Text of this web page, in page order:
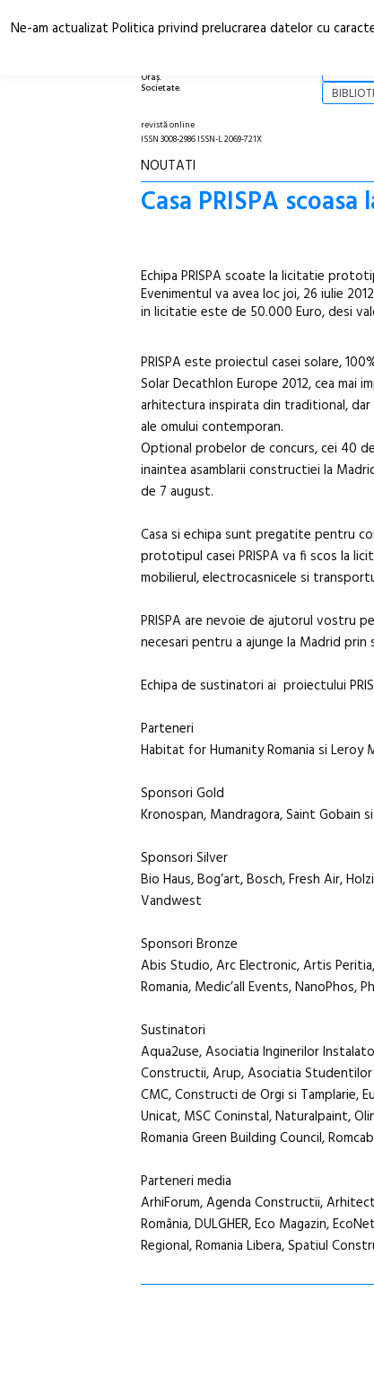
Oraș.
Societate.
revistă online
ISSN 3008-2986 ISSN-L 2069-721X
NOUTATI
Casa PRISPA
Echipa PRISPA scoate la licitatie
Evenimentul va avea loc joi, 26 iulie
in licitatie este de 50.000 Euro, desi
PRISPA este proiectul casei solare,
Solar Decathlon Europe 2012, cea
arhitectura inspirata din traditional,
ale omului contemporan.
Optional probelor de concurs, cei 40
inaintea asamblarii constructiei la
de 7 august.
Casa si echipa sunt pregatite pentru
prototipul casei PRISPA va fi scos la
mobilierul, electrocasnicele si
PRISPA are nevoie de ajutorul vostru
necesari pentru a ajunge la Madrid
Echipa de sustinatori ai proiectului
Parteneri
Habitat for Humanity Romania si Leroy
Sponsori Gold
Kronospan, Mandragora, Saint Gobain
Sponsori Silver
Bio Haus, Bog’art, Bosch, Fresh Air,
Vandwest
Sponsori Bronze
Abis Studio, Arc Electronic, Artis
Romania, Medic’all Events, NanoPhos,
Sustinatori
Aqua2use, Asociatia Inginerilor
Constructii, Arup, Asociatia Studentilor
CMC, Constructi de Orgi si Tamplarie,
Unicat, MSC Coninstal, Naturalpaint,
Romania Green Building Council,
Parteneri media
ArhiForum, Agenda Constructii,
România, DULGHER, Eco Magazin,
Regional, Romania Libera, Spatiul
Ne-am actualizat Politica privind prelucrarea datelor cu